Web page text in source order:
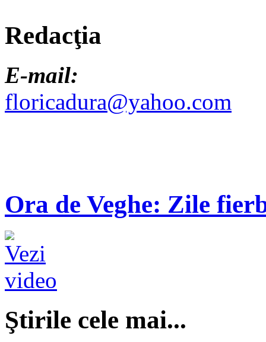
Redacţia
E-mail:
floricadura@yahoo.com
Ora de Veghe: Zile
Ştirile cele mai...